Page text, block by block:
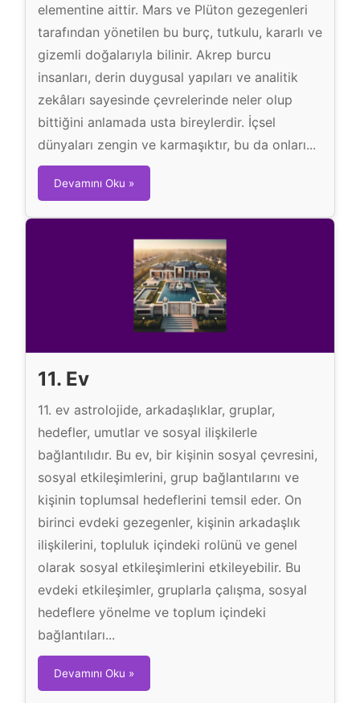
elementine aittir. Mars ve Plüton gezegenleri
tarafından yönetilen bu burç, tutkulu, kararlı ve
gizemli doğalarıyla bilinir. Akrep burcu
insanları, derin duygusal yapıları ve analitik
zekâları sayesinde çevrelerinde neler olup
bittiğini anlamada usta bireylerdir. İçsel
dünyaları zengin ve karmaşıktır, bu da onları...
Devamını Oku »A
k
r
e
p
B
u
r
c
u
11. Ev
11. ev astrolojide, arkadaşlıklar, gruplar,
hedefler, umutlar ve sosyal ilişkilerle
bağlantılıdır. Bu ev, bir kişinin sosyal çevresini,
sosyal etkileşimlerini, grup bağlantılarını ve
kişinin toplumsal hedeflerini temsil eder. On
birinci evdeki gezegenler, kişinin arkadaşlık
ilişkilerini, topluluk içindeki rolünü ve genel
olarak sosyal etkileşimlerini etkileyebilir. Bu
evdeki etkileşimler, gruplarla çalışma, sosyal
hedeflere yönelme ve toplum içindeki
bağlantıları...
Devamını Oku »1
1